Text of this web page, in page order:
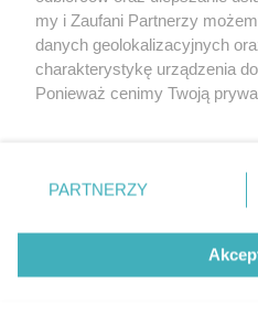
Nasze
Aktualności
Tcz24
Historia miasta
my i Zaufani Partnerzy
danych geolokalizacyjnych
charakterystykę urządzenia
Ponieważ cenimy Twoją
znajdujący się w lewym
przetwarzaniu. Preferencje
PARTNERZY